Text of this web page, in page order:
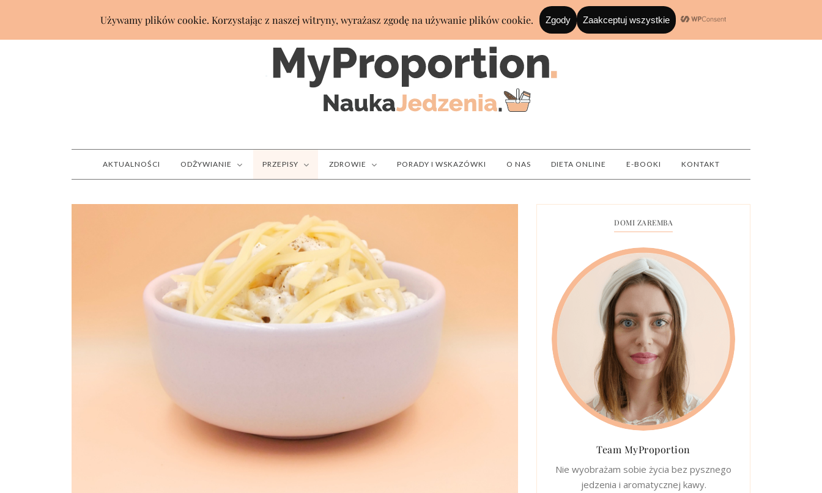
AKTUALNOŚCI ODŻYWIANIE PRZEPISY ZDROWIE PORADY I WSKAZÓWKI O NAS DIETA ONLINE E-BOOKI KONTAKT
DOMI ZAREMBA
Team MyProportion
Nie wyobrażam sobie życia bez pysznego
jedzenia i aromatycznej kawy.